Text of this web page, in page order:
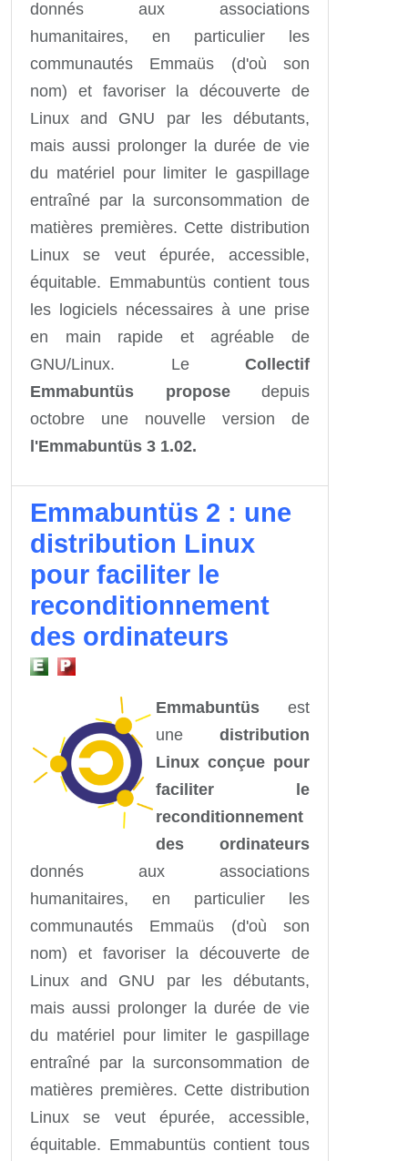
donnés aux associations
humanitaires, en particulier les
communautés Emmaüs (d'où son
nom) et favoriser la découverte de
Linux and GNU par les débutants,
mais aussi prolonger la durée de vie
du matériel pour limiter le gaspillage
entraîné par la surconsommation de
matières premières. Cette distribution
Linux se veut épurée, accessible,
équitable. Emmabuntüs contient tous
les logiciels nécessaires à une prise
en main rapide et agréable de
GNU/Linux. Le Collectif
Emmabuntüs proposedepuis
octobre une nouvelle version de
l'Emmabuntüs 3 1.02.
Emmabuntüs 2 : une
distribution Linux
pour faciliter le
reconditionnement
des ordinateurs
Emmabuntüs est
une distribution
Linux conçue pour
faciliter le
reconditionnement
des ordinateurs
donnés aux associations
humanitaires, en particulier les
communautés Emmaüs (d'où son
nom) et favoriser la découverte de
Linux and GNU par les débutants,
mais aussi prolonger la durée de vie
du matériel pour limiter le gaspillage
entraîné par la surconsommation de
matières premières. Cette distribution
Linux se veut épurée, accessible,
équitable. Emmabuntüs contient tous